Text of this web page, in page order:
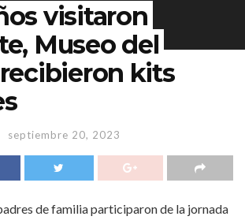
visitaron
Museo del
kits
septiembre 20, 2023
de familia participaron de la jornada